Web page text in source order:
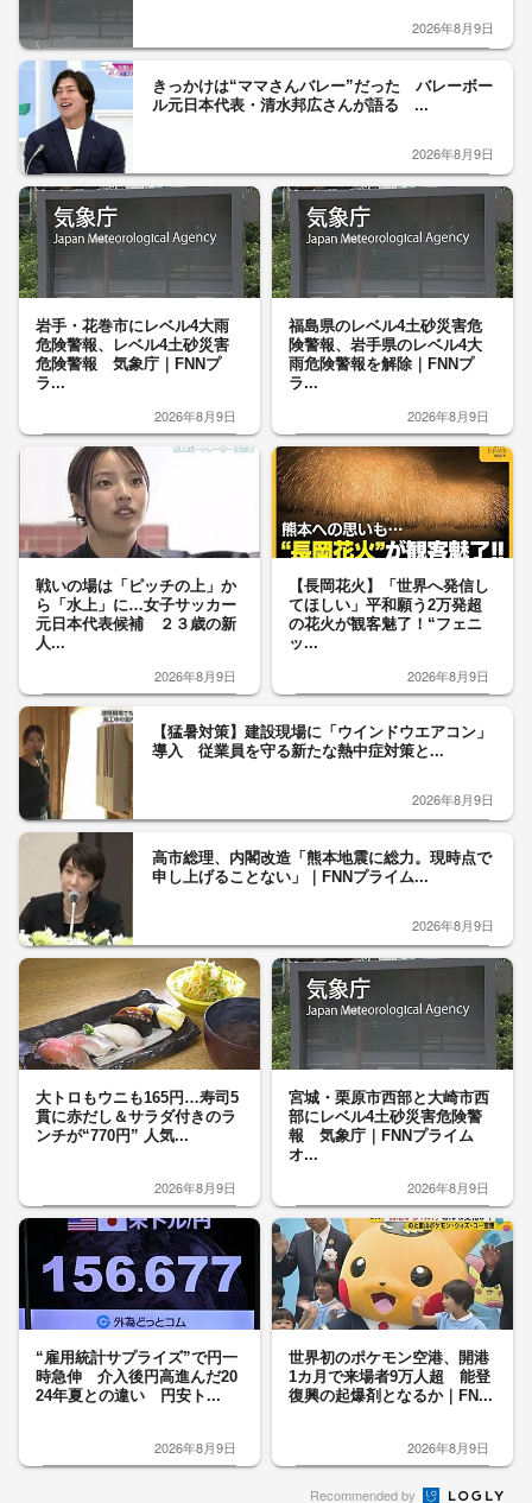
2026年8月9日
きっかけは“ママさんバレー”だった バレーボー
ル元日本代表・清水邦広さんが語る ...
2026年8月9日
岩手・花巻市にレベル4大雨
危険警報、レベル4土砂災害
危険警報 気象庁｜FNNプ
ラ...
2026年8月9日
福島県のレベル4土砂災害危
険警報、岩手県のレベル4大
雨危険警報を解除｜FNNプ
ラ...
2026年8月9日
戦いの場は「ピッチの上」か
ら「水上」に…女子サッカー
元日本代表候補 ２３歳の新
人...
2026年8月9日
【長岡花火】「世界へ発信し
てほしい」平和願う2万発超
の花火が観客魅了！“フェニ
ッ...
2026年8月9日
【猛暑対策】建設現場に「ウインドウエアコン」
導入 従業員を守る新たな熱中症対策と...
2026年8月9日
高市総理、内閣改造「熊本地震に総力。現時点で
申し上げることない」｜FNNプライム...
2026年8月9日
大トロもウニも165円…寿司5
貫に赤だし＆サラダ付きのラ
ンチが“770円” 人気...
2026年8月9日
宮城・栗原市西部と大崎市西
部にレベル4土砂災害危険警
報 気象庁｜FNNプライム
オ...
2026年8月9日
“雇用統計サプライズ”で円一
時急伸 介入後円高進んだ20
24年夏との違い 円安ト...
2026年8月9日
世界初のポケモン空港、開港
1カ月で来場者9万人超 能登
復興の起爆剤となるか｜FN...
2026年8月9日
Recommended by